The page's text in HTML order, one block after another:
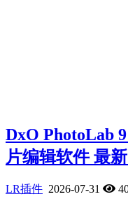
DxO PhotoLab
片编辑软件 最
LR插件 2026-07-31